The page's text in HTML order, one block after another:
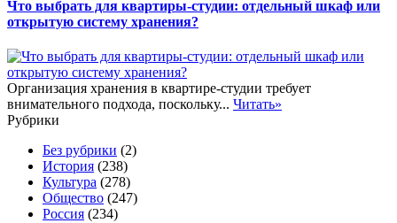
Что выбрать для квартиры-студии: отдельный шкаф или
открытую систему хранения?
Организация хранения в квартире-студии требует
внимательного подхода, поскольку... Читать»
Рубрики
Без рубрики (2)
История (238)
Культура (278)
Общество (247)
Россия (234)